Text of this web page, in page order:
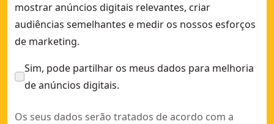
mostrar anúncios digitais relevantes, criar
audiências semelhantes e medir os nossos esforços
de marketing.
Sim, pode partilhar os meus dados para melhoria
de anúncios digitais.
Os seus dados serão tratados de acordo com a